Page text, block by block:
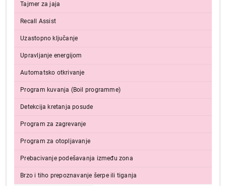
Tajmer za jaja
Recall Assist
Uzastopno ključanje
Upravljanje energijom
Automatsko otkrivanje
Program kuvanja (Boil programme)
Detekcija kretanja posude
Program za zagrevanje
Program za otopljavanje
Prebacivanje podešavanja između zona
Brzo i tiho prepoznavanje šerpe ili tiganja
HISENSE HI 6432 BSCWF
Proizvod je dodat u korpu.
Nastavi kupovinu